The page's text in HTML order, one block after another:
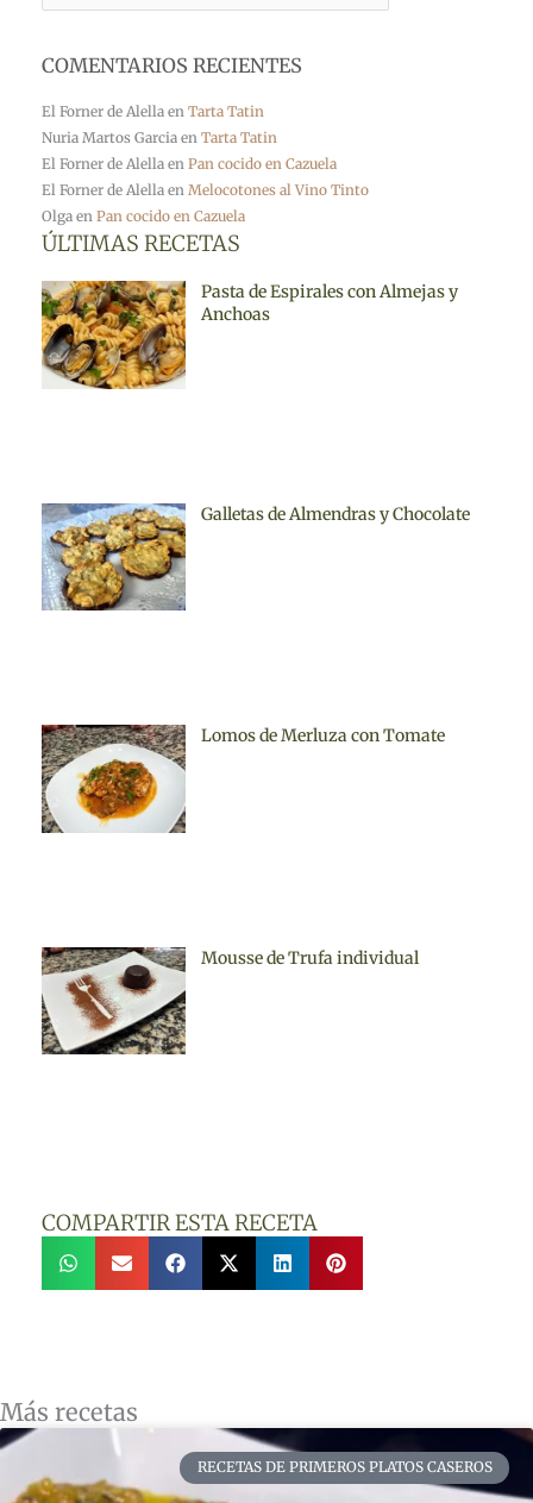
COMENTARIOS RECIENTES
El Forner de Alella en Tarta Tatin
Nuria Martos Garcia en Tarta Tatin
El Forner de Alella en Pan cocido en Cazuela
El Forner de Alella en Melocotones al Vino Tinto
Olga en Pan cocido en Cazuela
ÚLTIMAS RECETAS
Pasta de Espirales con Almejas y
Anchoas
Galletas de Almendras y Chocolate
Lomos de Merluza con Tomate
Mousse de Trufa individual
COMPARTIR ESTA RECETA
Más recetas
RECETAS DE PRIMEROS PLATOS CASEROS